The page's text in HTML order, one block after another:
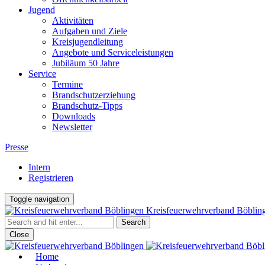
Jugend
Aktivitäten
Aufgaben und Ziele
Kreisjugendleitung
Angebote und Serviceleistungen
Jubiläum 50 Jahre
Service
Termine
Brandschutzerziehung
Brandschutz-Tipps
Downloads
Newsletter
Presse
Intern
Registrieren
Toggle navigation
Kreisfeuerwehrverband
Close
Home